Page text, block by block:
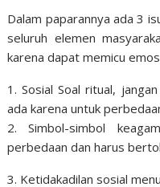
Dalam paparannya ada 3
seluruh elemen
karena dapat memicu
1. Sosial Soal ritual,
ada karena untuk
2. Simbol-simbol
perbedaan dan harus
3. Ketidakadilan sosial